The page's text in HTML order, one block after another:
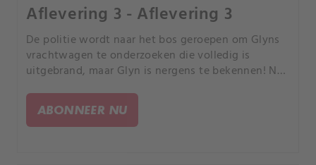
Aflevering 3 - Aflevering 3
De politie wordt naar het bos geroepen om Glyns
vrachtwagen te onderzoeken die volledig is
uitgebrand, maar Glyn is nergens te bekennen! Nu
kunnen Margaret en Clive hun geheim nog
bewaren?.
ABONNEER NU